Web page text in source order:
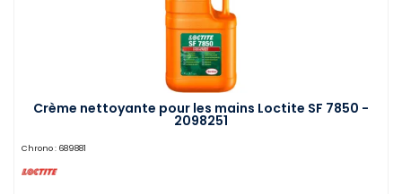
Crème nettoyante pour les mains Loctite SF 7850 -
2098251
Chrono : 689881